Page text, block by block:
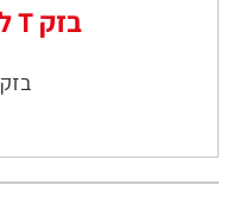
בזק T לצינור 16 מ"מ
בזק T לצינור 16